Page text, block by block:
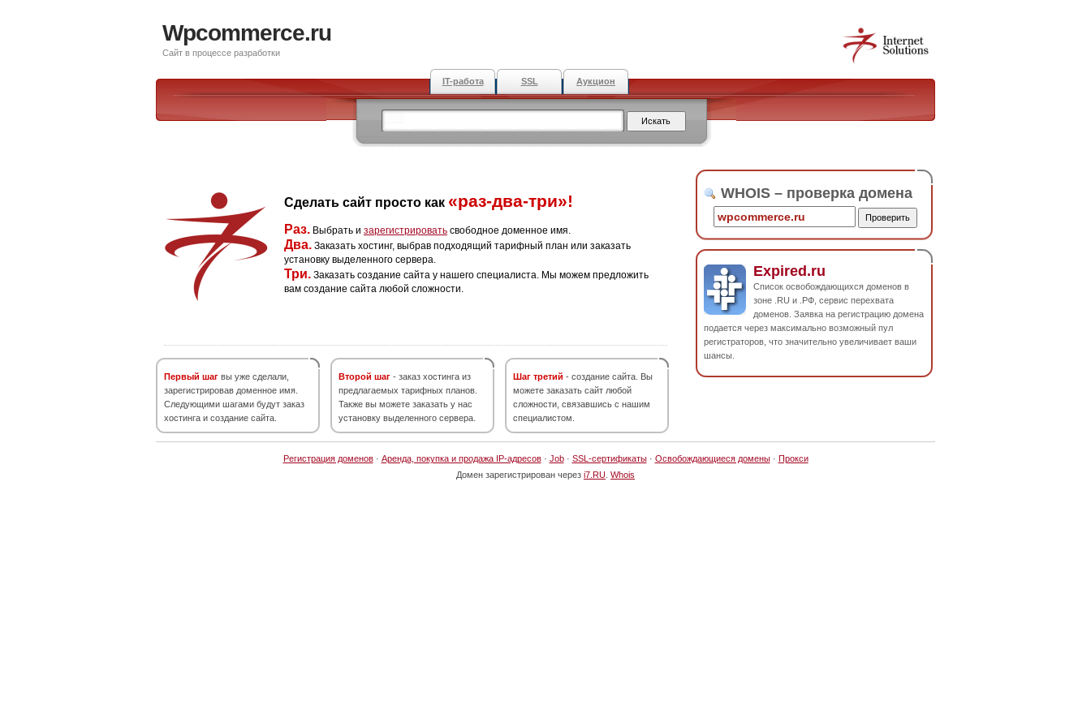
Wpcommerce.ru
Сайт в процессе разработки
IT-работа SSL Аукцион
Сделать сайт просто как «раз-два-три»!
Раз. Выбрать и зарегистрировать свободное доменное имя.
Два. Заказать хостинг, выбрав подходящий тарифный план или заказать
установку выделенного сервера.
Три. Заказать создание сайта у нашего специалиста. Мы можем предложить
вам создание сайта любой сложности.
Первый шаг вы уже сделали,
зарегистрировав доменное имя.
Следующими шагами будут заказ
хостинга и создание сайта.
Второй шаг - заказ хостинга из
предлагаемых тарифных планов.
Также вы можете заказать у нас
установку выделенного сервера.
Шаг третий - создание сайта. Вы
можете заказать сайт любой
сложности, связавшись с нашим
специалистом.
WHOIS – проверка домена
Expired.ru
Список освобождающихся доменов в
зоне .RU и .РФ, сервис перехвата
доменов. Заявка на регистрацию домена
подается через максимально возможный пул
регистраторов, что значительно увеличивает ваши
шансы.
Регистрация доменов· Аренда, покупка и продажа IP-адресов· Job· SSL-сертификаты· Освобождающиеся домены· Прокси
Домен зарегистрирован через i7.RU Whois